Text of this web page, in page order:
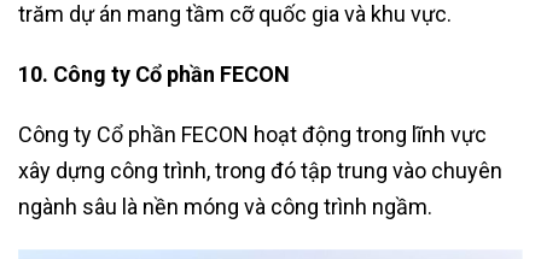
trăm dự án mang tầm cỡ quốc gia và khu vực.
10. Công ty Cổ phần FECON
Công ty Cổ phần FECON hoạt động trong lĩnh vực
xây dựng công trình, trong đó tập trung vào chuyên
ngành sâu là nền móng và công trình ngầm.